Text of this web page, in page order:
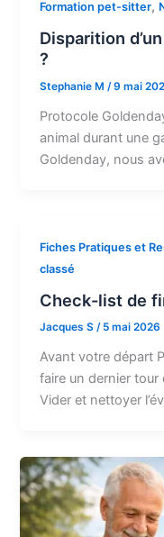
Formation pet-sitter,
Disparition
?
Stephanie M/9 mai
Protocole
animal durant une
Goldenday, nous
Fiches Pratiques et
classé
Check-list de
Jacques S/ 5 mai 2026
Avant votre départ
faire un dernier
Vider et nettoyer